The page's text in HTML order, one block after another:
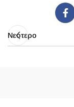
Νεότερο